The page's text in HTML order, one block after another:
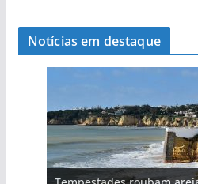
Notícias em destaque